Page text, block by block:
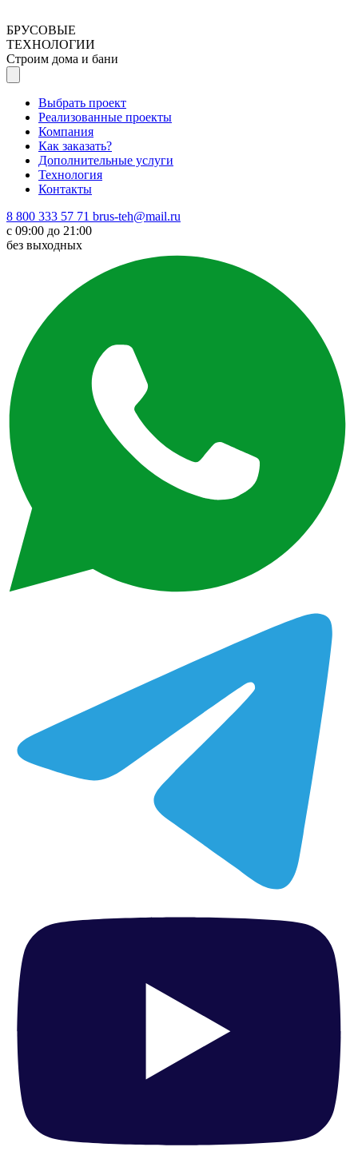
БРУСОВЫЕ
ТЕХНОЛОГИИ
Строим дома и бани
Выбрать проект
Реализованные проекты
Компания
Как заказать?
Дополнительные услуги
Технология
Контакты
8 800 333 57 71 brus-teh@mail.ru
с 09:00 до 21:00
без выходных